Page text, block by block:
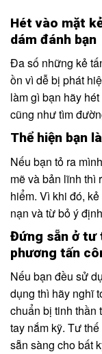
Hét vào mặt
dám đánh bạn
Đa số những kẻ
ồn vì dễ bị phát
làm gì bạn hãy
cũng như tìm
Thể hiện bạn
Nếu bạn tỏ ra
mẽ và bản lĩnh thì
hiểm. Vì khi đó,
nạn và từ bỏ ý
Đứng sẵn ở tư
phương tấn
Nếu bạn đều sử
dụng thì hãy nghĩ
chuẩn bị tinh thần
tay nắm kỹ. Tư
sẵn sàng cho bất